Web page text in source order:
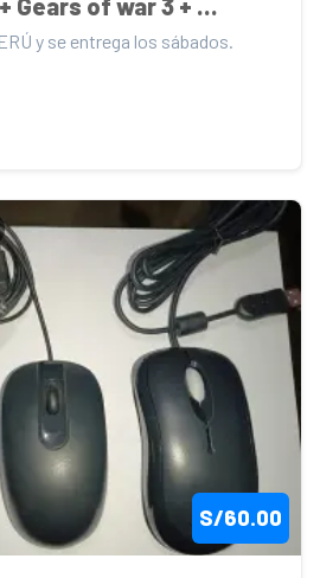
Gears of war 3 +
y se entrega los sábados.
S/60.00